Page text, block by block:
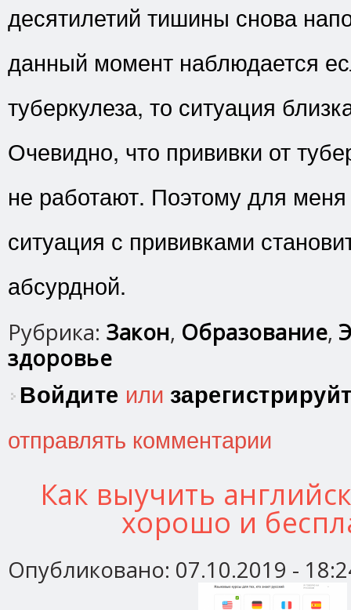
десятилетий тишины снова
данный момент наблюдается
туберкулеза, то ситуация
Очевидно, что прививки от
не работают. Поэтому для меня
ситуация с прививками
абсурдной.
Рубрика: Закон, Образование,
здоровье
Войдите или
отправлять комментарии
Как выучить
хорошо и
Опубликовано: 07.10.2019 -